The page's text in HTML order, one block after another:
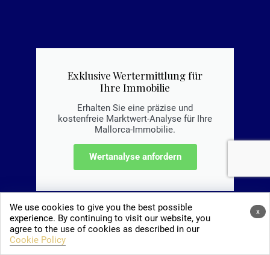
Exklusive Wertermittlung für
Ihre Immobilie
Erhalten Sie eine präzise und
kostenfreie Marktwert-Analyse für Ihre
Mallorca-Immobilie.
Wertanalyse anfordern
x
We use cookies to give you the best possible
experience. By continuing to visit our website, you
agree to the use of cookies as described in our
Cookie Policy